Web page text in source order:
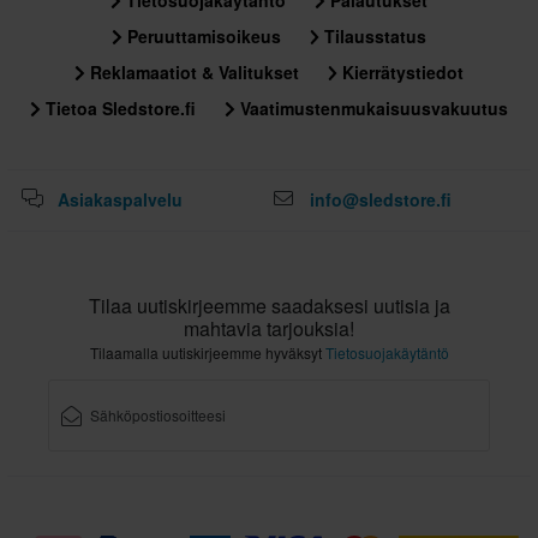
Peruuttamisoikeus
Tilausstatus
Reklamaatiot & Valitukset
Kierrätystiedot
Tietoa Sledstore.fi
Vaatimustenmukaisuusvakuutus
Asiakaspalvelu info@sledstore.fi
Tilaa uutiskirjeemme saadaksesi uutisia ja
mahtavia tarjouksia!
Tilaamalla uutiskirjeemme hyväksytTietosuojakäytäntö